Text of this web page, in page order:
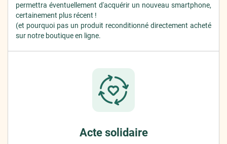
permettra éventuellement d'acquérir un nouveau smartphone,
certainement plus récent !
(et pourquoi pas un produit reconditionné directement acheté
sur notre boutique en ligne.
Acte solidaire